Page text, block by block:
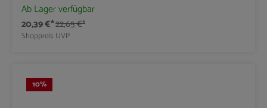
Ab Lager verfügbar
20,39 €*
Shoppreis
22,65 €*
UVP
10%